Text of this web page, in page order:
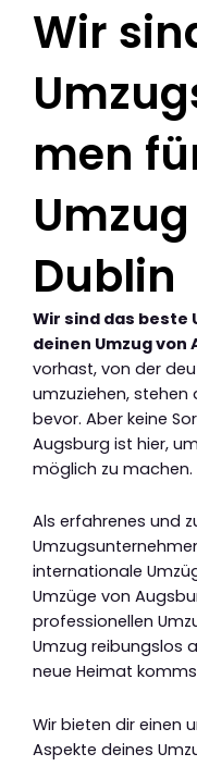
Wir
men
Dublin
Wir sind das
deinen Umzug von
vorhast, von der
umzuziehen, stehen
bevor. Aber keine
Augsburg ist hier,
möglich zu machen.
Als erfahrenes und
internationale
Umzüge von
professionellen
Umzug reibungslos
neue Heimat
Wir bieten dir einen
Aspekte deines